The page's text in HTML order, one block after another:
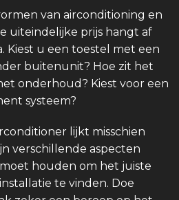
van airconditioning en
uiteindelijke prijs hangt af
Kiest u een toestel met een
buitenunit? Hoe zit het
onderhoud? Kiest voor een
systeem?
lijkt misschien
verschillende aspecten
houden om het juiste
te vinden. Doe